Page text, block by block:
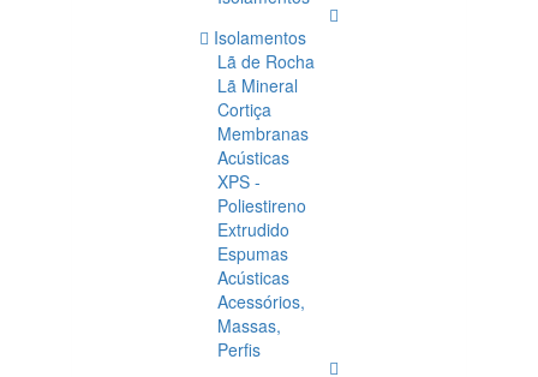
Isolamentos
Lã de Rocha
Lã Mineral
Cortiça
Membranas
Acústicas
XPS -
Poliestireno
Extrudido
Espumas
Acústicas
Acessórios,
Massas,
Perfis